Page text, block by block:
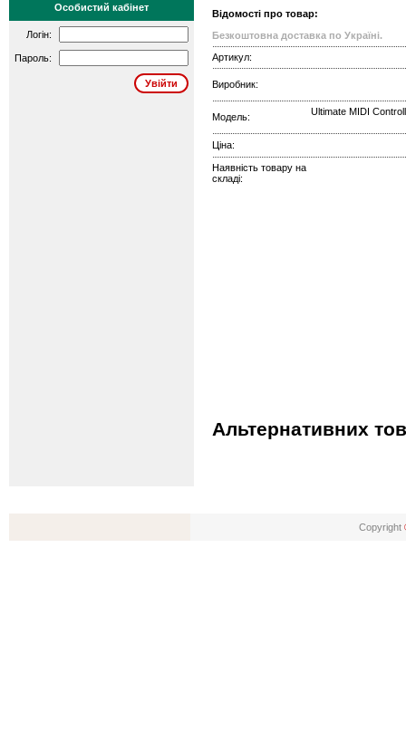
Особистий кабінет
Логін:
Пароль:
Відомості про товар:
Безкоштовна доставка по Україні.
Артикул:
Виробник:
Модель: Ultimate MIDI
Ціна:
Наявність товару на
складі:
Альтернативних
Copyright